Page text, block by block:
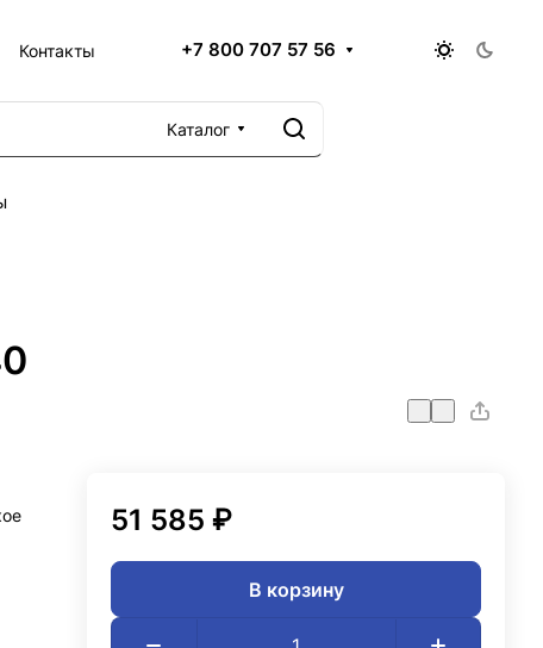
Контакты +7 800 707 57 56
Каталог
51 585 ₽
В корзину